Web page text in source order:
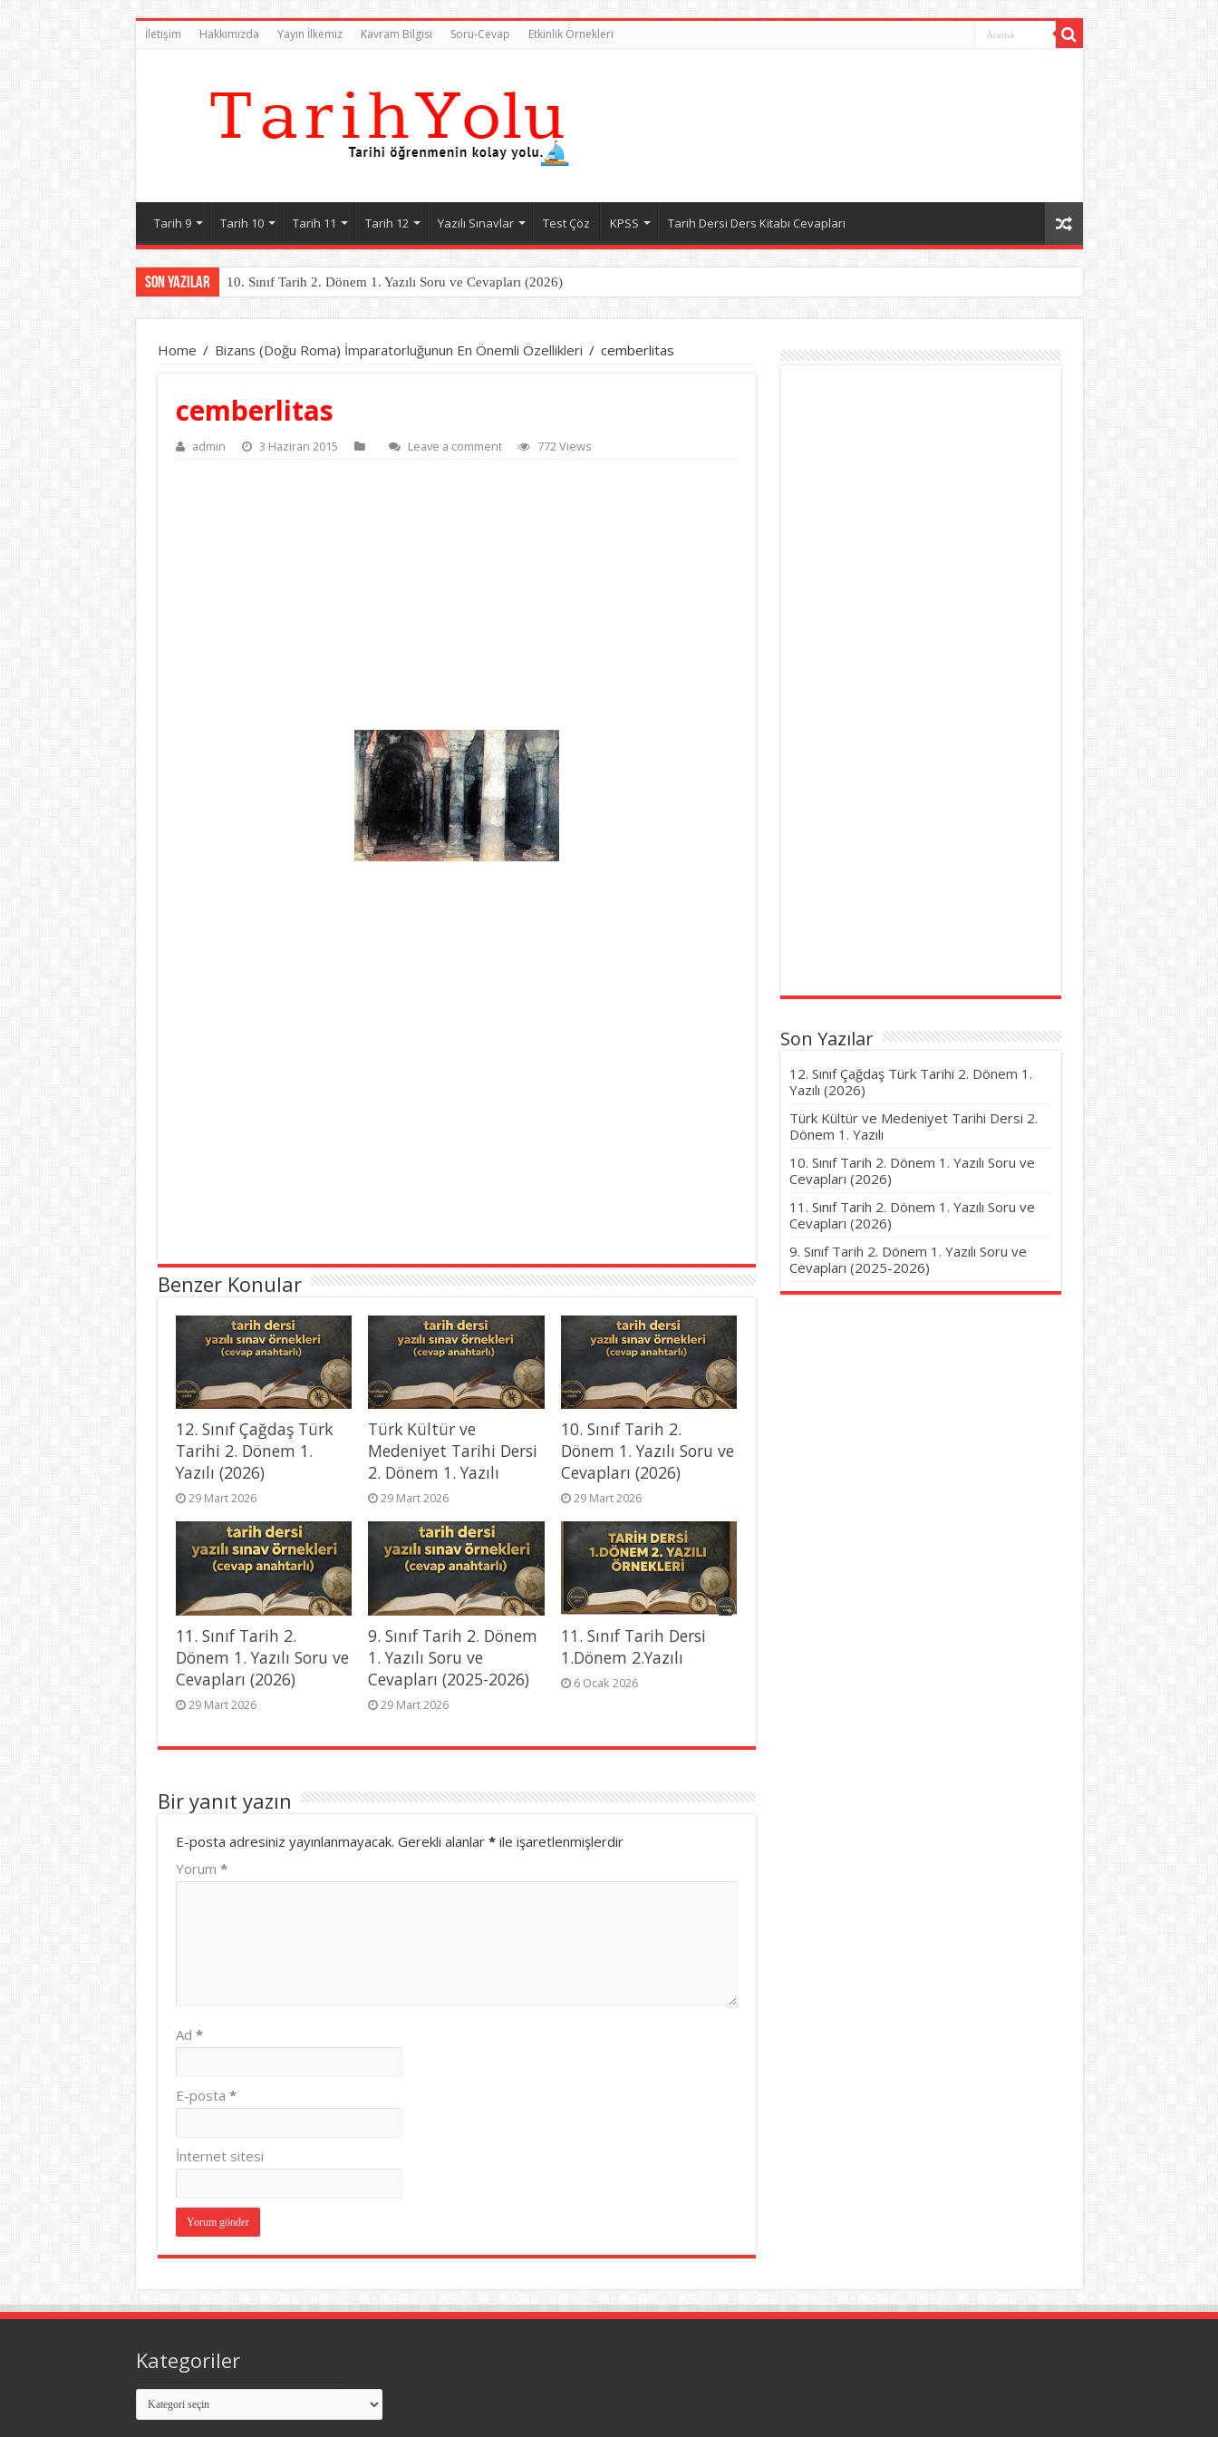
İletişim Hakkımızda Yayın İlkemiz Kavram Bilgisi Soru-Cevap Etkinlik Örnekleri
Tarih 9 Tarih 10 Tarih 11 Tarih 12 Yazılı Sınavlar Test Çöz KPSS Tarih Dersi Ders Kitabı Cevapları
Son Yazılar 10. Sınıf Tarih 2. Dönem 1. Yazılı Soru ve Cevapları (2026)
Home / Bizans (Doğu Roma) İmparatorluğunun En Önemli Özellikleri / cemberlitas
cemberlitas
admin 3 Haziran 2015 Leave a comment 772 Views
Benzer Konular
12. Sınıf Çağdaş Türk
Tarihi 2. Dönem 1.
Yazılı (2026)
29 Mart 2026
Türk Kültür ve
Medeniyet Tarihi Dersi
2. Dönem 1. Yazılı
29 Mart 2026
10. Sınıf Tarih 2.
Dönem 1. Yazılı Soru ve
Cevapları (2026)
29 Mart 2026
11. Sınıf Tarih 2.
Dönem 1. Yazılı Soru ve
Cevapları (2026)
29 Mart 2026
9. Sınıf Tarih 2. Dönem
1. Yazılı Soru ve
Cevapları (2025-2026)
29 Mart 2026
11. Sınıf Tarih Dersi
1.Dönem 2.Yazılı
6 Ocak 2026
Bir yanıt yazın
E-posta adresiniz yayınlanmayacak. Gerekli alanlar *ile işaretlenmişlerdir
Yorum *
Ad *
E-posta *
İnternet sitesi
Son Yazılar
12. Sınıf Çağdaş Türk Tarihi 2. Dönem 1.
Yazılı (2026)
Türk Kültür ve Medeniyet Tarihi Dersi 2.
Dönem 1. Yazılı
10. Sınıf Tarih 2. Dönem 1. Yazılı Soru ve
Cevapları (2026)
11. Sınıf Tarih 2. Dönem 1. Yazılı Soru ve
Cevapları (2026)
9. Sınıf Tarih 2. Dönem 1. Yazılı Soru ve
Cevapları (2025-2026)
Kategoriler
Kategoriler